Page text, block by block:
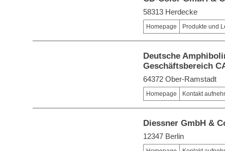
58313 Herdecke
Homepage Produkte und
Deutsche
Geschäftsbereich
64372 Ober-Ramstadt
Homepage Kontakt
Diessner GmbH &
12347 Berlin